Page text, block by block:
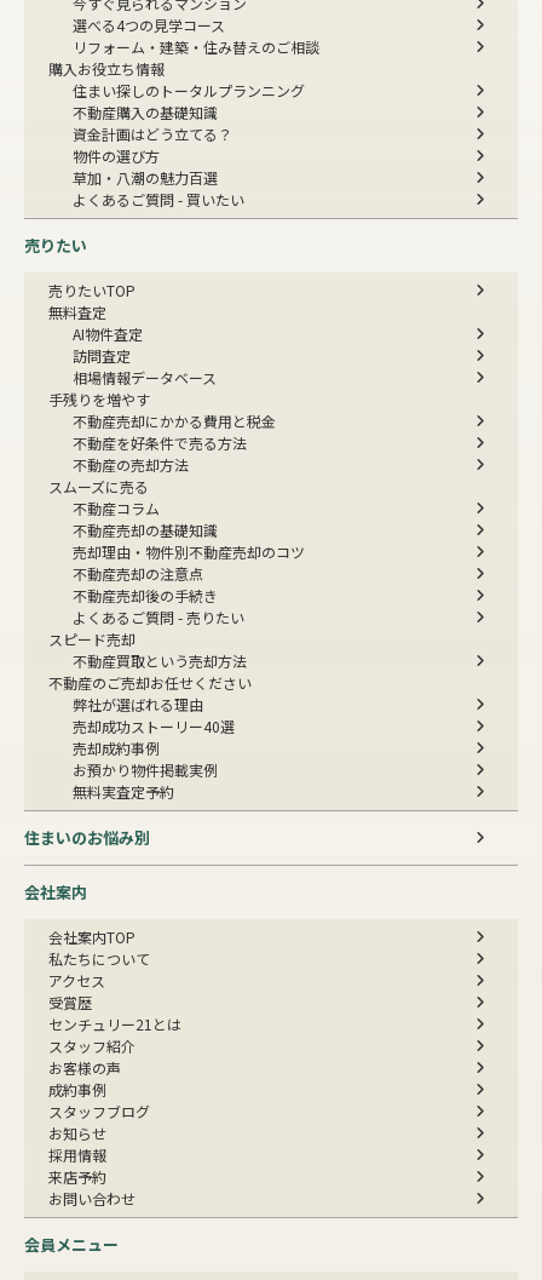
選べる4つの見学コース
リフォーム・建築・住み替えのご相談
購入お役立ち情報
住まい探しのトータルプランニング
不動産購入の基礎知識
資金計画はどう立てる？
物件の選び方
草加・八潮の魅力百選
よくあるご質問 - 買いたい
売りたい
売りたいTOP
無料査定
AI物件査定
訪問査定
相場情報データベース
手残りを増やす
不動産売却にかかる費用と税金
不動産を好条件で売る方法
不動産の売却方法
スムーズに売る
不動産コラム
不動産売却の基礎知識
売却理由・物件別不動産売却のコツ
不動産売却の注意点
不動産売却後の手続き
よくあるご質問 - 売りたい
スピード売却
不動産買取という売却方法
不動産のご売却お任せください
弊社が選ばれる理由
売却成功ストーリー40選
売却成約事例
お預かり物件掲載実例
無料実査定予約
住まいのお悩み別
会社案内
会社案内TOP
私たちについて
アクセス
受賞歴
センチュリー21とは
スタッフ紹介
お客様の声
成約事例
スタッフブログ
お知らせ
採用情報
来店予約
お問い合わせ
会員メニュー